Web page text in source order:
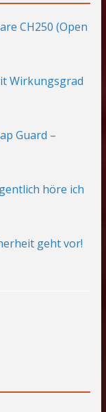
CH250 (Open
Wirkungsgrad
Guard –
höre ich
geht vor!